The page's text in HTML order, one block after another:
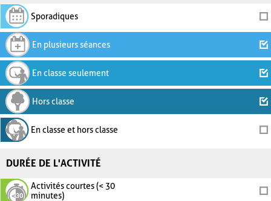
Sporadiques
En plusieurs séances
En classe seulement
Hors classe
En classe et hors classe
DURÉE DE L'ACTIVITÉ
Activités courtes (< 30
minutes)